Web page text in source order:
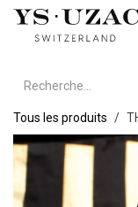
Se rendre au contenu
Tous les produits